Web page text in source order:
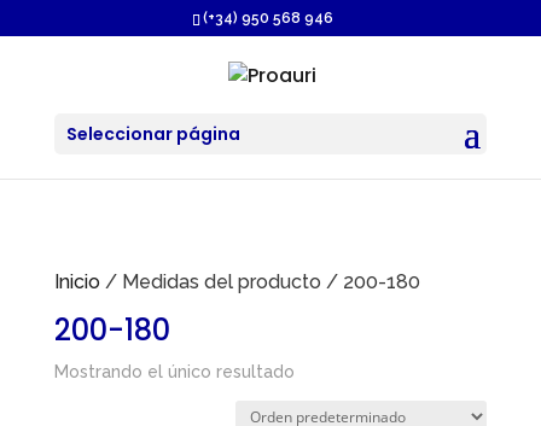
(+34) 950 568 946
Seleccionar página
Inicio/ Medidas del producto / 200-180
200-180
Mostrando el único resultado